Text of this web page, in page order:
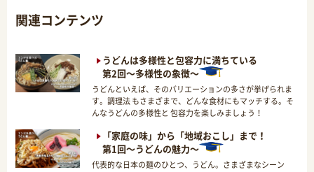
関連コンテンツ
うどんは多様性と包容力に満ちている
第2回～多様性の象徴～
うどんといえば、そのバリエーションの多さが挙げられま
す。調理法 もさまざまで、どんな食材にもマッチする。そ
んなうどんの多様性と 包容力を楽しみましょう！
「家庭の味」から「地域おこし」まで！
第1回～うどんの魅力～
代表的な日本の麺のひとつ、うどん。さまざまなシーン